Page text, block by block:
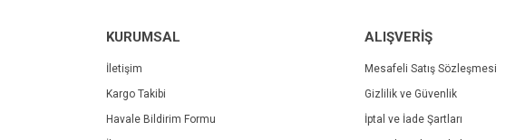
KURUMSAL
İletişim
Kargo Takibi
Havale Bildirim Formu
ALIŞVERİŞ
Mesafeli Satış Sözleşmesi
Gizlilik ve Güvenlik
İptal ve İade Şartları